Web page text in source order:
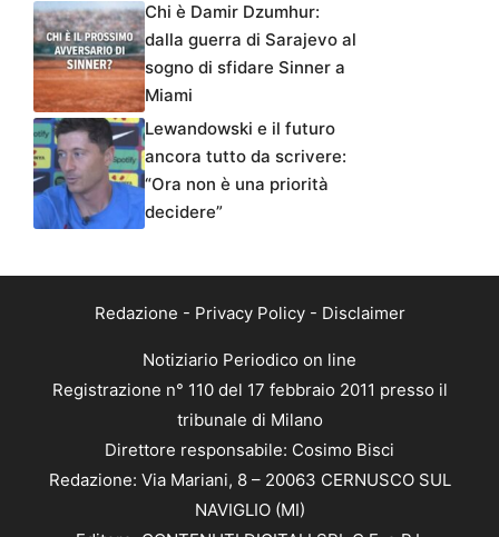
Chi è Damir Dzumhur:
dalla guerra di Sarajevo al
sogno di sfidare Sinner a
Miami
Lewandowski e il futuro
ancora tutto da scrivere:
“Ora non è una priorità
decidere”
Redazione - Privacy Policy- Disclaimer
Notiziario Periodico on line
Registrazione n° 110 del 17 febbraio 2011 presso il
tribunale di Milano
Direttore responsabile: Cosimo Bisci
Redazione: Via Mariani, 8 – 20063 CERNUSCO SUL
NAVIGLIO (MI)